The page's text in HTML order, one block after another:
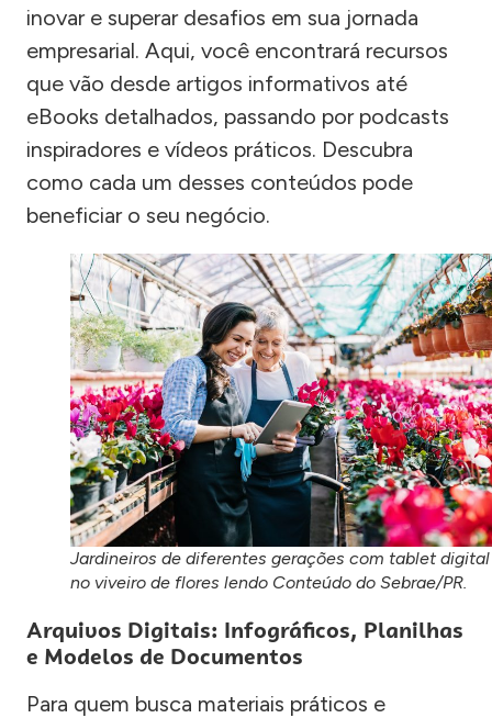
inovar e superar desafios em sua jornada
empresarial. Aqui, você encontrará recursos
que vão desde artigos informativos até
eBooks detalhados, passando por podcasts
inspiradores e vídeos práticos. Descubra
como cada um desses conteúdos pode
beneficiar o seu negócio.
Jardineiros de diferentes gerações com tablet digital
no viveiro de flores lendo Conteúdo do Sebrae/PR.
Arquivos Digitais: Infográficos, Planilhas
e Modelos de Documentos
Para quem busca materiais práticos e